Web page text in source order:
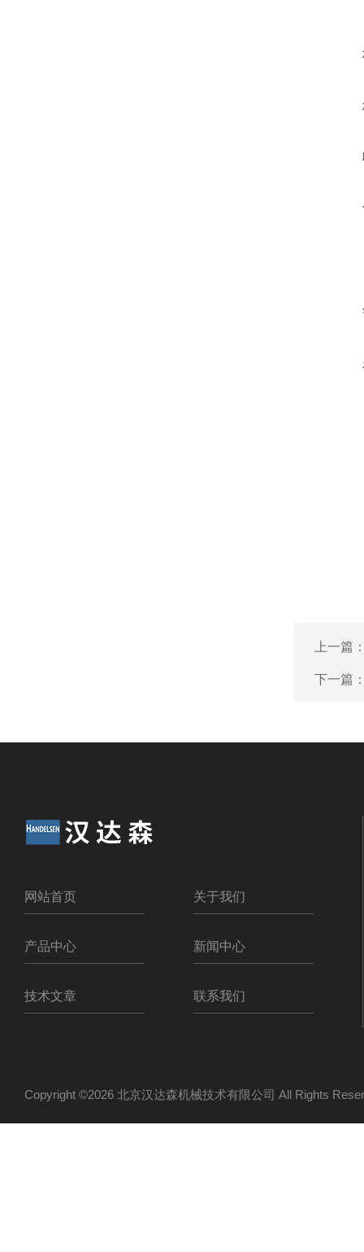
上一篇
下一篇
网站首页 关于我们
产品中心 新闻中心
技术文章 联系我们
Copyright ©2026 北京汉达森机械技术有限公司 All Rights